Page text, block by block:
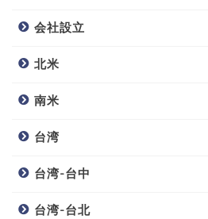
会社設立
北米
南米
台湾
台湾-台中
台湾-台北